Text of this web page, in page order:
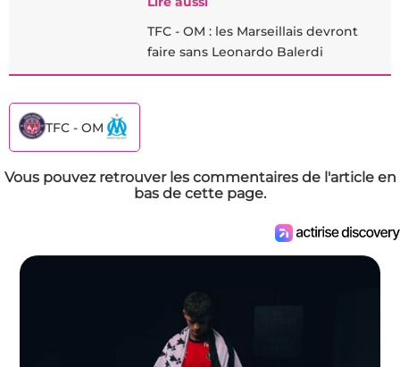
TFC - OM : les Marseillais devront
faire sans Leonardo Balerdi
TFC - OM
Vous pouvez retrouver les commentaires de l'article en
bas de cette page.